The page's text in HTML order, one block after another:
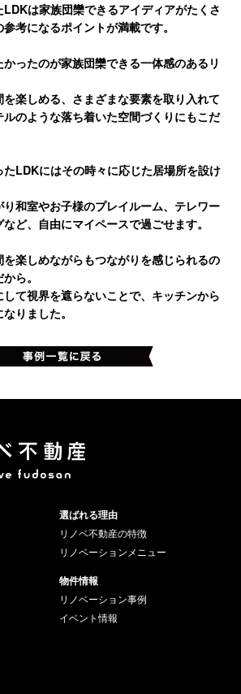
は家族団欒できるアイディアがたくさ
考になるポイントが満載です。
ったのが家族団欒できる一体感のあるリ
楽しめる、さまざまな要素を取り入れて
のような落ち着いた空間づくりにもこだ
LDKにはその時々に応じた居場所を設け
和室やお子様のプレイルーム、テレワー
ど、自由にマイペースで過ごせます。
楽しめながらもつながりを感じられるの
ら。
して視界を遮らないことで、キッチンから
りました。
選ばれる理由
リノベ不動産の特徴
リノベーションメニュー
物件情報
リノベーション事例
イベント情報